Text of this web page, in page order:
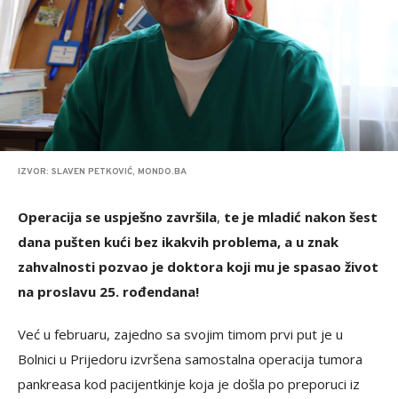
IZVOR: SLAVEN PETKOVIĆ, MONDO.BA
Operacija se uspješno završila, te je mladić nakon šest
dana pušten kući bez ikakvih problema, a u znak
zahvalnosti pozvao je doktora koji mu je spasao život
na proslavu 25. rođendana!
Već u februaru, zajedno sa svojim timom prvi put je u
Bolnici u Prijedoru izvršena samostalna operacija tumora
pankreasa kod pacijentkinje koja je došla po preporuci iz